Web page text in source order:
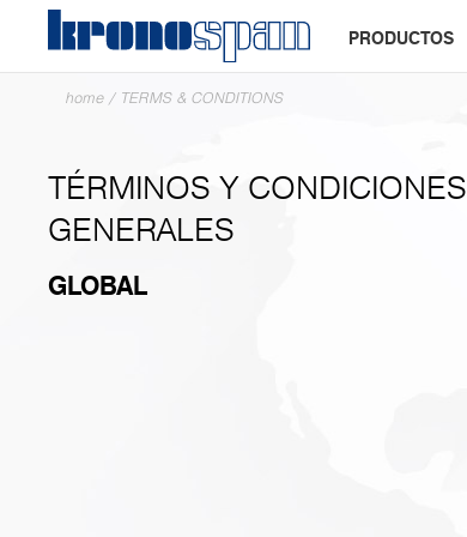
PRODUCTOS
home / TERMS & CONDITIONS
TÉRMINOS Y CONDICIONES
GENERALES
GLOBAL